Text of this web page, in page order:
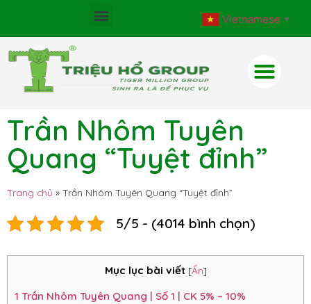
Vietnamese ▼
Trần Nhôm Tuyên
Quang “Tuyệt đỉnh”
Trang chủ » Trần Nhôm Tuyên Quang “Tuyệt đỉnh”
5/5 - (4014 bình chọn)
Mục lục bài viết [Ẩn]
1 Trần Nhôm Tuyên Quang | Số 1 | CK 5% – 10%